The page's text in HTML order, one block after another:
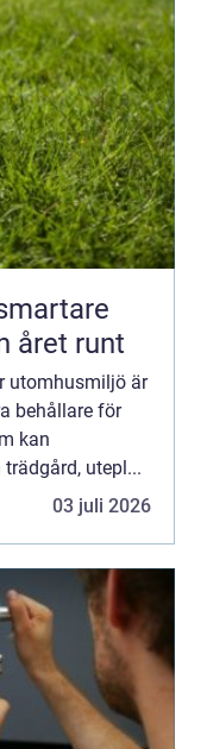
året runt
utomhusmiljö är
behållare för
kan
utepl...
03 juli 2026